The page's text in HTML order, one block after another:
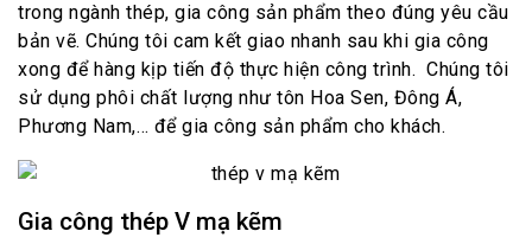
trong ngành thép, gia công sản phẩm theo đúng yêu cầu
bản vẽ. Chúng tôi cam kết giao nhanh sau khi gia công
xong để hàng kịp tiến độ thực hiện công trình. Chúng tôi
sử dụng phôi chất lượng như tôn Hoa Sen, Đông Á,
Phương Nam,… để gia công sản phẩm cho khách.
Gia công thép V mạ kẽm